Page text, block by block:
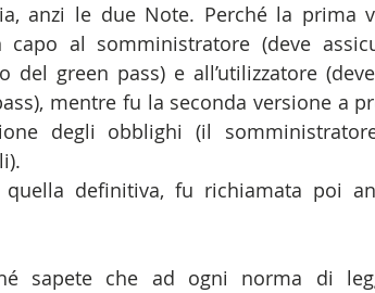
anzi le due Note. Perché la prima
al somministratore (deve
del green pass) e all’utilizzatore
mentre fu la seconda versione a
degli obblighi (il
definitiva, fu richiamata poi
sapete che ad ogni norma di